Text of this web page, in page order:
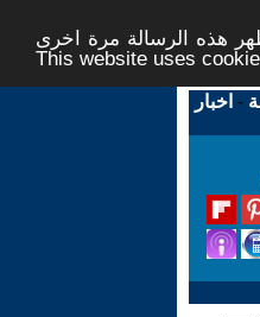
هذه الرسالة مرة اخرى -
This website uses
- اخبار